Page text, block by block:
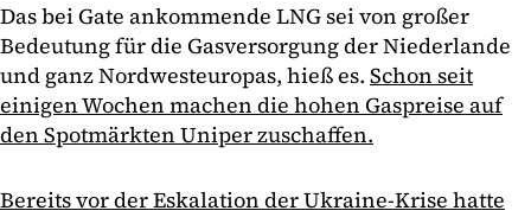
Das bei Gate ankommende LNG sei von großer
Bedeutung für die Gasversorgung der Niederlande
und ganz Nordwesteuropas, hieß es. Schon seit
einigen Wochen machen die hohen Gaspreise auf
den Spotmärkten Uniper zuschaffen.
Bereits vor der Eskalation der Ukraine-Krise hatte